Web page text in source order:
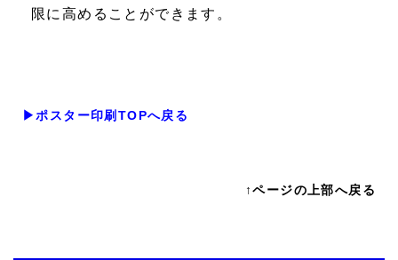
限に高めることができます。
▶ポスター印刷TOPへ戻る
↑ページの上部へ戻る